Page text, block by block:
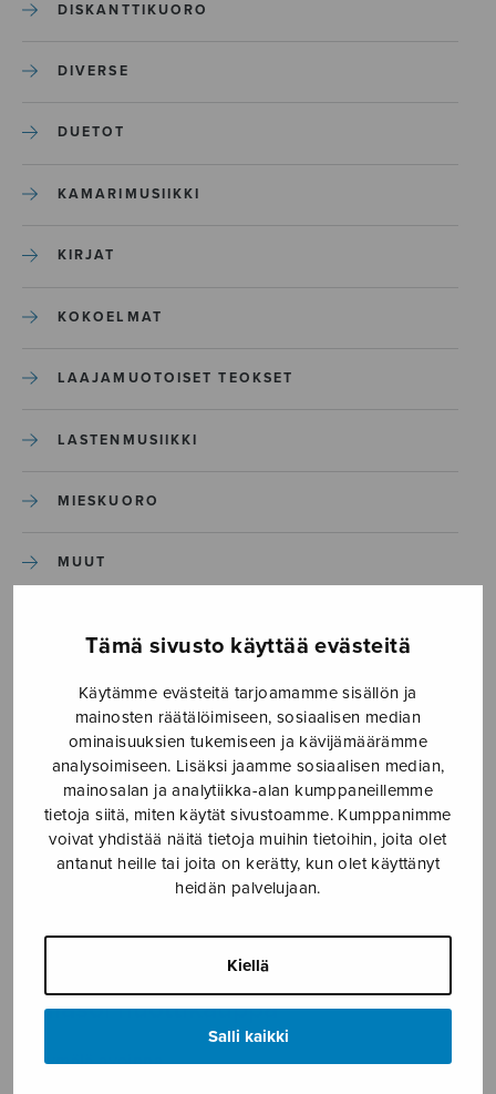
Tämä sivusto käyttää evästeitä
Käytämme evästeitä tarjoamamme sisällön ja
mainosten räätälöimiseen, sosiaalisen median
ominaisuuksien tukemiseen ja kävijämäärämme
analysoimiseen. Lisäksi jaamme sosiaalisen median,
mainosalan ja analytiikka-alan kumppaneillemme
tietoja siitä, miten käytät sivustoamme. Kumppanimme
voivat yhdistää näitä tietoja muihin tietoihin, joita olet
antanut heille tai joita on kerätty, kun olet käyttänyt
heidän palvelujaan.
Kiellä
Salli kaikki
DISKANTTIKUORO
DIVERSE
DUETOT
KAMARIMUSIIKKI
KIRJAT
KOKOELMAT
LAAJAMUOTOISET TEOKSET
LASTENMUSIIKKI
MIESKUORO
MUUT
SEKAKUORO
SOITINKOULUT JA OPPAAT
SOITINMUSIIKKI
YKSINLAULU
YLEINEN
Sulasol nuottikauppa
Myymälä avoinna